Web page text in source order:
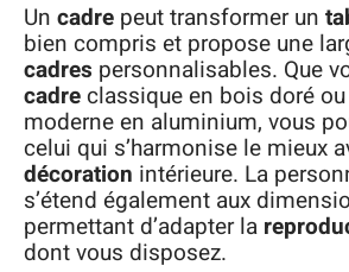
Un cadre peut transformer un
bien compris et propose une
cadres personnalisables. Que
cadreclassique en bois doré
moderne en aluminium, vous
celui qui s’harmonise le mieux
décoration intérieure. La
s’étend également aux
permettant d’adapter la
dont vous disposez.